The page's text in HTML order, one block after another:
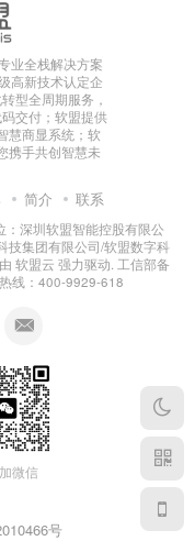
业全栈解决方案
高新技术认定企
型全周期服务，
交付；软盟提供
慧商显系统；软
携手共创智慧未
简介 联系
：深圳软盟智能控股有限公
技集团有限公司/软盟数字科
软盟云 强力驱动. 工信部备
线：400-9929-618
微信
号